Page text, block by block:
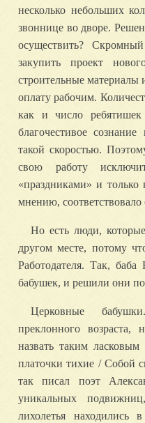
несколько небольших
звоннице во дворе.
осуществить?
закупить проект
строительные материалы
оплату рабочим.
как и число
благочестивое
такой скоростью.
свою работу
«праздниками» и только
мнению, соответствовало
Но есть люди,
другом месте, потому
Работодателя. Так,
бабушек, и решили они
Церковные
преклонного
назвать таким
платочки тихие / Собой
так писал поэт
уникальных
лихолетья